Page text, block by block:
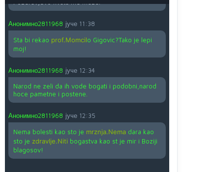
Анонимно2811968 јуче 11:38
Sta bi rekao prof.Momcilo Gigovic?Tako je lepi
moj!
Анонимно2811968 јуче 12:34
Narod ne zeli da ih vode bogati i podobni,narod
hoce pametne i postene.
Анонимно2811968 јуче 12:35
Nema bolesti kao sto je mrznja.Nemadara kao
sto je zdravlje.Niti bogastva kao st je mir i Boziji
blagosov!